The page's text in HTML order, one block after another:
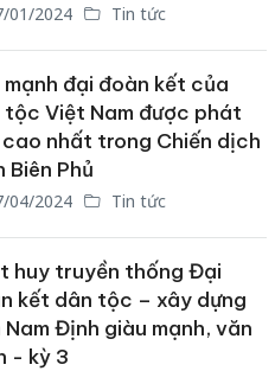
01/2024 Tin tức
mạnh đại đoàn kết của
tộc Việt Nam được phát
cao nhất trong Chiến dịch
Biên Phủ
04/2024 Tin tức
huy truyền thống Đại
kết dân tộc – xây dựng
Định giàu mạnh, văn
- kỳ 3